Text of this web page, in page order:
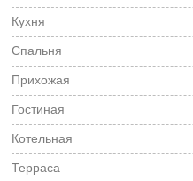
Кухня
Спальня
Прихожая
Гостиная
Котельная
Терраса